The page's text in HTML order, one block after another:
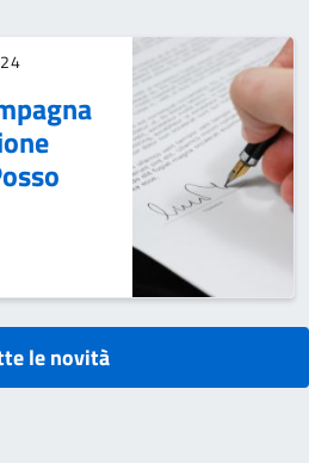
DI SENSIBILIZZAZIONE
le novità